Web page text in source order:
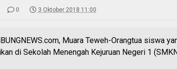
0 3 Oktober 2018 11:00
Muara Teweh-Orangtua siswa
di Sekolah Menengah Kejuruan Negeri 1